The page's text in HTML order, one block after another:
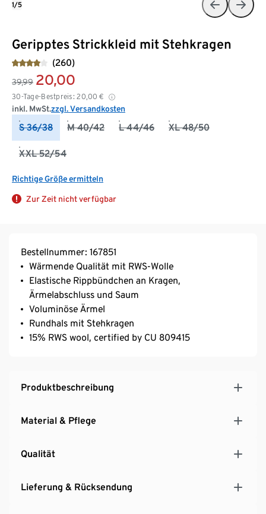
Geripptes Strickkleid mit Stehkragen
(260)
39,99 20,00
30-Tage-Bestpreis: 20,00 €
inkl. MwSt.zzgl. Versandkosten
S 36/38 M 40/42 L 44/46 XL 48/50
XXL 52/54
Richtige Größe ermitteln
Zur Zeit nicht verfügbar
1/5
Bestellnummer: 167851
Wärmende Qualität mit RWS-Wolle
Elastische Rippbündchen an Kragen,
Ärmelabschluss und Saum
Voluminöse Ärmel
Rundhals mit Stehkragen
15% RWS wool, certified by CU 809415
Produktbeschreibung
Material & Pflege
Qualität
Lieferung & Rücksendung